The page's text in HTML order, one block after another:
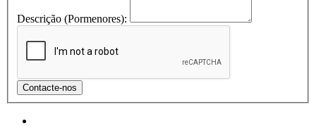
Descrição (Pormenores):